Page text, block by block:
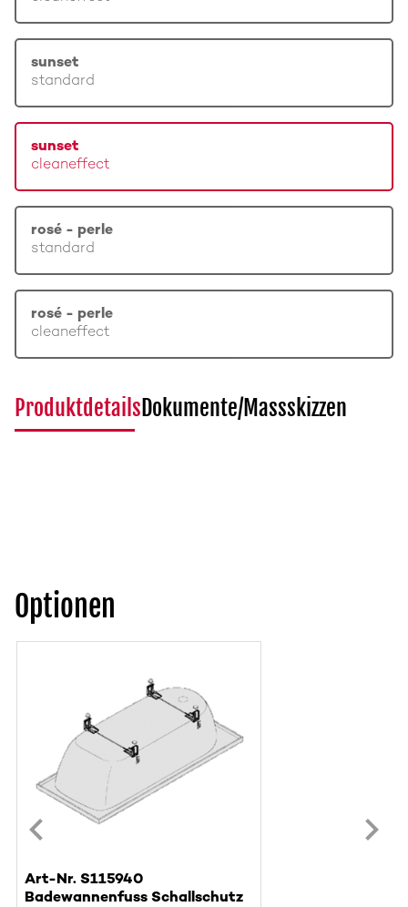
sunset
standard
sunset
cleaneffect
rosé - perle
standard
rosé - perle
cleaneffect
ProduktdetailsDokumente/Massskizzen
Optionen
Art-Nr. S115940
Badewannenfuss Schallschutz